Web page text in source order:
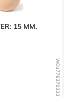
WD1776370333
15 MM,